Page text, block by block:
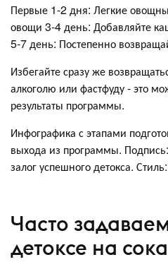
Первые 1-2 дня: Легкие
овощи 3-4 день: Добавляйте
5-7 день: Постепенно
Избегайте сразу же
алкоголю или фастфуду - это
результаты программы.
Инфографика с этапами
выхода из программы.
залог успешного детокса.
Часто
детоксе на